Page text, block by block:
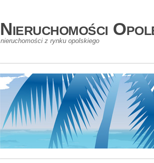
Nieruchomości
nieruchomości z rynku opolskiego